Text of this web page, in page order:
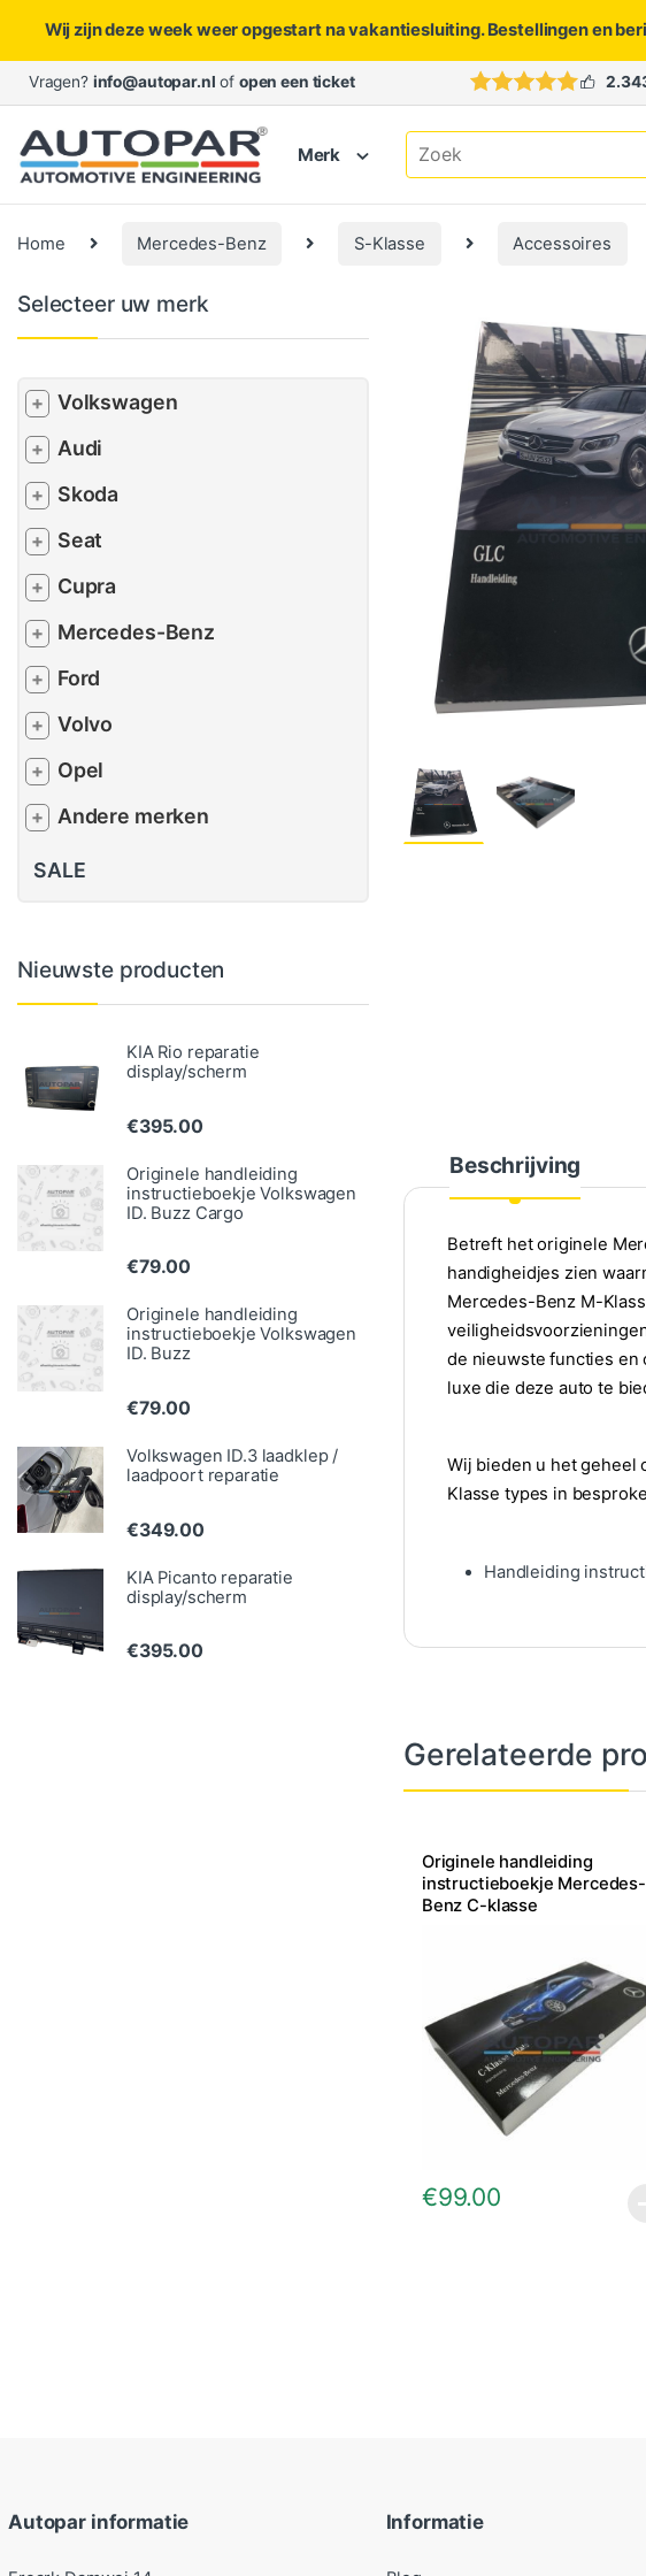
Wij zijn deze week weer opgestart na vakantiesluiting. Bestellingen en
Skip to navigation
Skip to content
Vragen? info@autopar.nl of open een ticket
Merk
Search for:
Home Mercedes-Benz S-Klasse Accessoires
Beschrijving
Betreft het originele
handigheidjes zien
Mercedes-Benz M-
de nieuwste functies en
luxe die deze auto te
Wij bieden u het geheel
Klasse types in
Handleiding
Gerelateerde
Originele handleiding
instructieboekje Mercedes-
Benz C-klasse
€99.00
Selecteer uw merk
+ Volkswagen
+ Audi
+ Skoda
+ Seat
+ Cupra
+ Mercedes-Benz
+ Ford
+ Volvo
+ Opel
+ Andere merken
SALE
Nieuwste producten
KIA Rio reparatie
display/scherm
€395.00
Originele handleiding
instructieboekje Volkswagen
ID. Buzz Cargo
€79.00
Originele handleiding
instructieboekje Volkswagen
ID. Buzz
€79.00
Volkswagen ID.3 laadklep /
laadpoort reparatie
€349.00
KIA Picanto reparatie
display/scherm
€395.00
Autopar informatie Informatie